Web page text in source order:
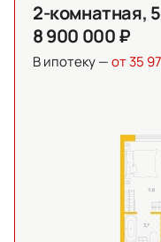
2-комнатная,
8 900 000 ₽
В ипотеку —от 35